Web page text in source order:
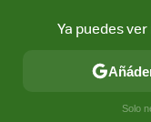
CONECTIVIDAD
Ya puedes
Solo